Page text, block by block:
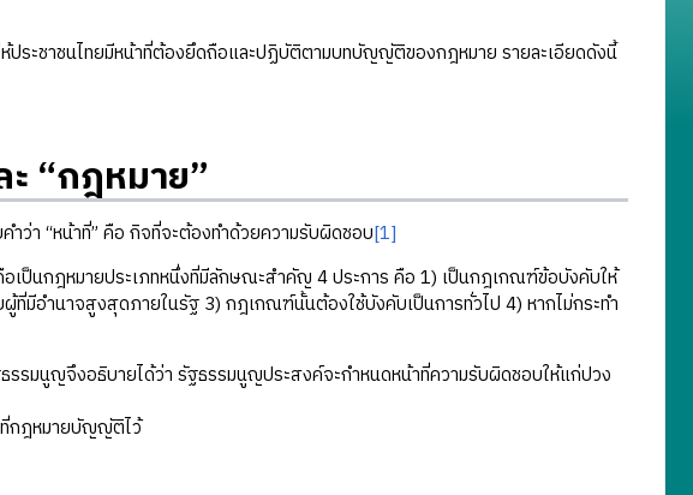
ระชาชนไทยมีหน้าที่ต้องยึดถือและปฏิบัติตามบทบัญญัติของกฎหมาย รายละเอียดดังนี้
“กฎหมาย”
“หน้าที่” คือ กิจที่จะต้องทำด้วยความรับผิดชอบ[1]
กฎหมายประเภทหนึ่งที่มีลักษณะสำคัญ 4 ประการ คือ 1) เป็นกฎเกณฑ์ข้อบังคับให้
มีอำนาจสูงสุดภายในรัฐ 3) กฎเกณฑ์นั้นต้องใช้บังคับเป็นการทั่วไป 4) หากไม่กระทำ
รรมนูญจึงอธิบายได้ว่า รัฐธรรมนูญประสงค์จะกำหนดหน้าที่ความรับผิดชอบให้แก่ปวง
ที่กฎหมายบัญญัติไว้